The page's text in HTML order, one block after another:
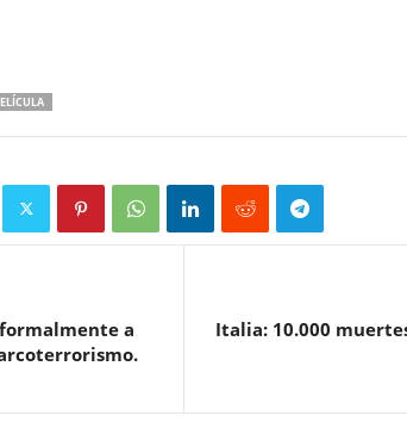
formalmente a
Italia: 10.000